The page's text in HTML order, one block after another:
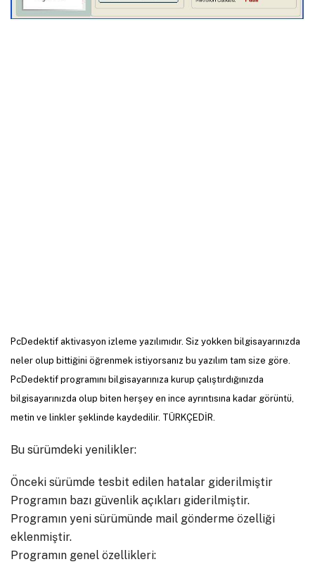
PcDedektif aktivasyon izleme yazılımıdır. Siz yokken bilgisayarınızda
neler olup bittiğini öğrenmek istiyorsanız bu yazılım tam size göre.
PcDedektif programını bilgisayarınıza kurup çalıştırdığınızda
bilgisayarınızda olup biten herşey en ince ayrıntısına kadar görüntü,
metin ve linkler şeklinde kaydedilir. TÜRKÇEDİR.
Bu sürümdeki yenilikler:
Önceki sürümde tesbit edilen hatalar giderilmiştir
Programın bazı güvenlik açıkları giderilmiştir.
Programın yeni sürümünde mail gönderme özelliği
eklenmiştir.
Programın genel özellikleri: